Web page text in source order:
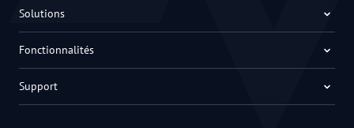
Solutions
Fonctionnalités
Support